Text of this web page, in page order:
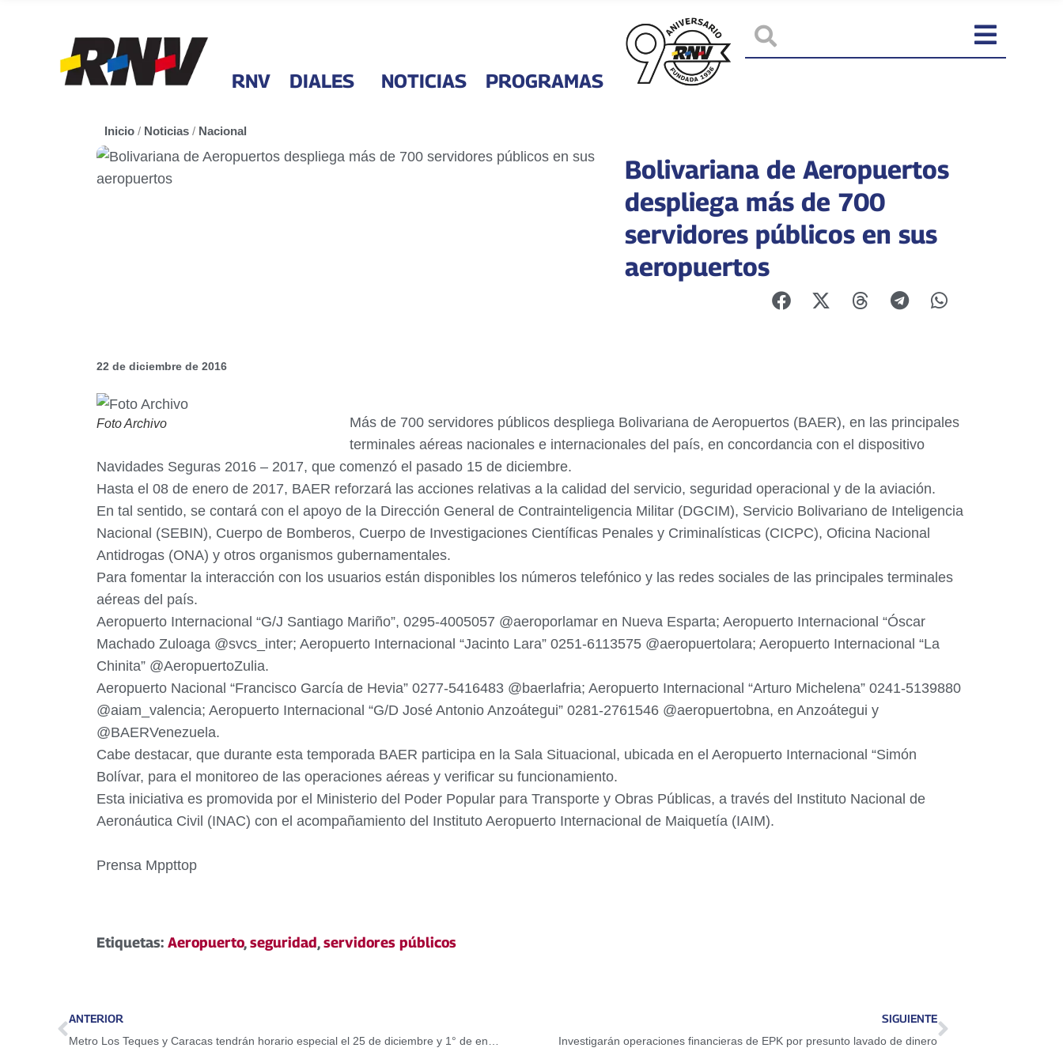
RNV DIALES NOTICIAS PROGRAMAS
Inicio / Noticias / Nacional
Bolivariana de Aeropuertos
despliega más de 700
servidores públicos en sus
aeropuertos
22 de diciembre de 2016
Foto Archivo
Más de 700 servidores públicos despliega Bolivariana de Aeropuertos (BAER), en las principales
terminales aéreas nacionales e internacionales del país, en concordancia con el dispositivo
Navidades Seguras 2016 – 2017, que comenzó el pasado 15 de diciembre.
Hasta el 08 de enero de 2017, BAER reforzará las acciones relativas a la calidad del servicio, seguridad operacional y de la aviación.
En tal sentido, se contará con el apoyo de la Dirección General de Contrainteligencia Militar (DGCIM), Servicio Bolivariano de Inteligencia
Nacional (SEBIN), Cuerpo de Bomberos, Cuerpo de Investigaciones Científicas Penales y Criminalísticas (CICPC), Oficina Nacional
Antidrogas (ONA) y otros organismos gubernamentales.
Para fomentar la interacción con los usuarios están disponibles los números telefónico y las redes sociales de las principales terminales
aéreas del país.
Aeropuerto Internacional “G/J Santiago Mariño”, 0295-4005057 @aeroporlamar en Nueva Esparta; Aeropuerto Internacional “Óscar
Machado Zuloaga @svcs_inter; Aeropuerto Internacional “Jacinto Lara” 0251-6113575 @aeropuertolara; Aeropuerto Internacional “La
Chinita” @AeropuertoZulia.
Aeropuerto Nacional “Francisco García de Hevia” 0277-5416483 @baerlafria; Aeropuerto Internacional “Arturo Michelena” 0241-5139880
@aiam_valencia; Aeropuerto Internacional “G/D José Antonio Anzoátegui” 0281-2761546 @aeropuertobna, en Anzoátegui y
@BAERVenezuela.
Cabe destacar, que durante esta temporada BAER participa en la Sala Situacional, ubicada en el Aeropuerto Internacional “Simón
Bolívar, para el monitoreo de las operaciones aéreas y verificar su funcionamiento.
Esta iniciativa es promovida por el Ministerio del Poder Popular para Transporte y Obras Públicas, a través del Instituto Nacional de
Aeronáutica Civil (INAC) con el acompañamiento del Instituto Aeropuerto Internacional de Maiquetía (IAIM).
Prensa Mppttop
Etiquetas: Aeropuerto,seguridad,servidores públicos
ANTERIOR SIGUIENTE
Investigarán operaciones financieras de EPK por presunto lavado de dinero